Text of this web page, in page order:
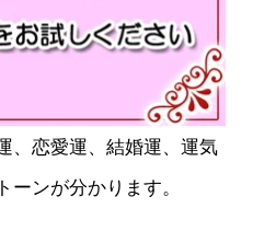
、恋愛運、結婚運、運気
ーンが分かります。